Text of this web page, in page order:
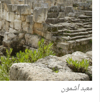
معبد أشمون